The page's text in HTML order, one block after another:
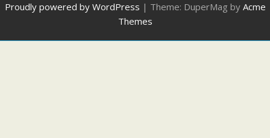
Proudly powered by WordPress | Theme: DuperMag by Acme
Themes